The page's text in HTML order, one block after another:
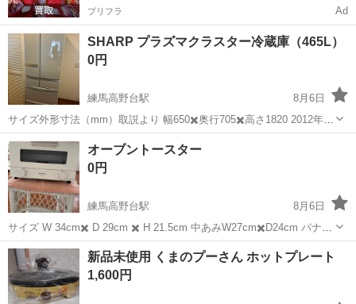
プリフラ Ad
SHARP プラズマクラスター冷蔵庫（465L）
0円
練馬高野台駅
8月6日
サイズ外形寸法（mm）取説より 幅650✖️奥行705✖️高さ1820 2012年度
製プラズマクラスター大型冷蔵庫 冷蔵庫、冷凍室、野菜室、製氷室、
問題なく使えますが、 冷蔵庫ポケットに一部ヒビ、冷凍室壁面にエク
ボがありま...
東京 練馬区 練馬高野台駅
オーブントースター
0円
練馬高野台駅
8月6日
サイズ W 34cm✖️ D 29cm ✖️ H 21.5cm 中あみW27cm✖️D24cm パナソ
ニック2023年製 奥行きも横幅も十分あり 火力は強いです。 中のアル
ミトレイはありません。 返事に数日掛かる...
東京 練馬区 練馬高野台駅 キッチン家電
新品未使用 くまのプーさん ホットプレート
1,600円